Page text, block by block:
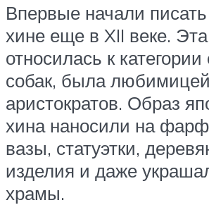
Впервые начали
хине еще в XII веке.
относилась к
собак, была
аристократов. Образ
хина наносили на
вазы, статуэтки,
изделия и даже
храмы.